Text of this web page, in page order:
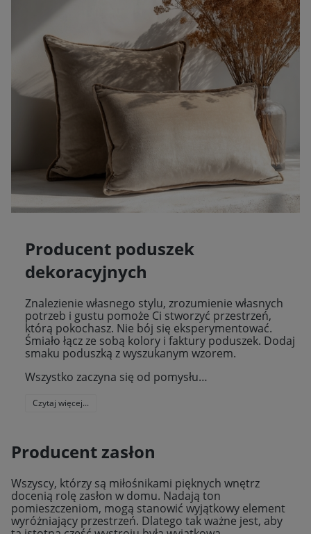
Producent poduszek
dekoracyjnych
Znalezienie własnego stylu, zrozumienie własnych
potrzeb i gustu pomoże Ci stworzyć przestrzeń,
którą pokochasz. Nie bój się eksperymentować.
Śmiało łącz ze sobą kolory i faktury poduszek. Dodaj
smaku poduszką z wyszukanym wzorem.
Wszystko zaczyna się od pomysłu…
Czytaj więcej...
Producent zasłon
Wszyscy, którzy są miłośnikami pięknych wnętrz
docenią rolę zasłon w domu. Nadają ton
pomieszczeniom, mogą stanowić wyjątkowy element
wyróżniający przestrzeń. Dlatego tak ważne jest, aby